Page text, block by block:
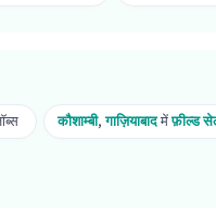
कौशाम्बी,गाज़ियाबादमेंफ़ील्ड